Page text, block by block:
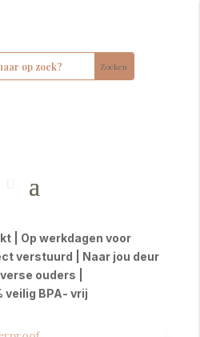
| Op werkdagen voor
verstuurd | Naar jou deur
ouders |
veilig BPA- vrij